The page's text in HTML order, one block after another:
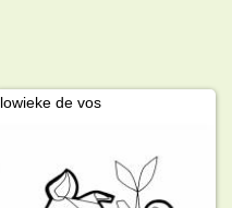
lowieke de vos